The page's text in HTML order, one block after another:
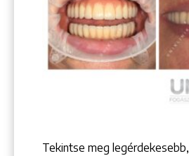
Tekintse meg legérdekesebb,